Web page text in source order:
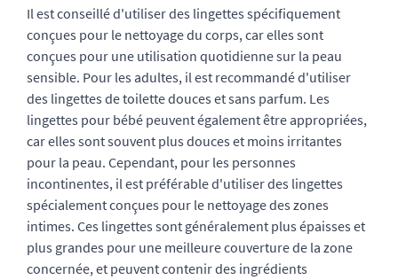
Il est conseillé d'utiliser des lingettes spécifiquement
conçues pour le nettoyage du corps, car elles sont
conçues pour une utilisation quotidienne sur la peau
sensible. Pour les adultes, il est recommandé d'utiliser
des lingettes de toilette douces et sans parfum. Les
lingettes pour bébé peuvent également être appropriées,
car elles sont souvent plus douces et moins irritantes
pour la peau. Cependant, pour les personnes
incontinentes, il est préférable d'utiliser des lingettes
spécialement conçues pour le nettoyage des zones
intimes. Ces lingettes sont généralement plus épaisses et
plus grandes pour une meilleure couverture de la zone
concernée, et peuvent contenir des ingrédients